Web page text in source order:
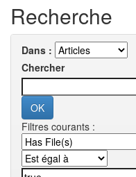
Recherche
Dans :
Chercher
Filtres courants :